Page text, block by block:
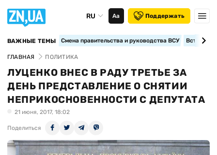
RU Аа Поддержать
ВАЖНЫЕ ТЕМЫ Смена правительства и руководства ВСУ
ГЛАВНАЯ ПОЛИТИКА
ЛУЦЕНКО ВНЕС В РАДУ ТРЕТЬЕ ЗА
ДЕНЬ ПРЕДСТАВЛЕНИЕ О СНЯТИИ
НЕПРИКОСНОВЕННОСТИ С ДЕПУТАТА
21 июня, 2017, 18:02
Поделиться